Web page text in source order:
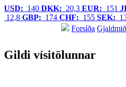
USD: 140 DKK: 20,3 EUR: 151
12,8 GBP: 174 CHF: 155 SEK:
Forsíða
Gildi vísitölunnar